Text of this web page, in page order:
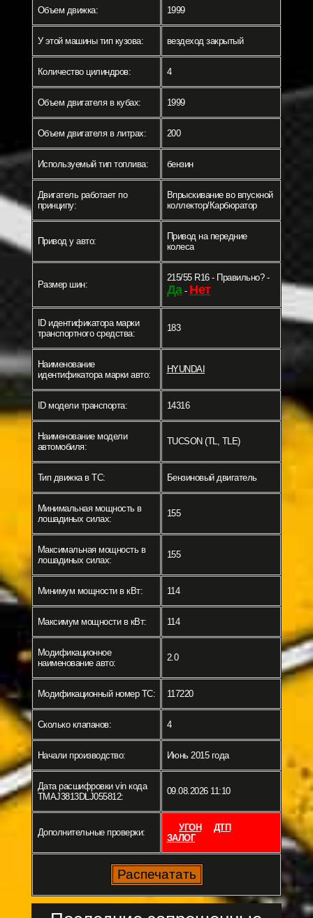
Объем движка: 1999
У этой машины тип кузова: вездеход закрытый
Количество цилиндров: 4
Объем двигателя в кубах: 1999
Объем двигателя в литрах: 200
Используемый тип топлива: бензин
Двигатель работает по
принципу:
Впрыскивание во впускной
коллектор/Карбюратор
Привод у авто:
Привод на передние
колеса
Размер шин:
215/55 R16 - Правильно? -
Да- Нет
ID идентификатора марки
транспортного средства:
183
Наименование
идентификатора марки авто:
HYUNDAI
ID модели транспорта: 14316
Наименование модели
автомобиля:
TUCSON (TL, TLE)
Тип движка в ТС: Бензиновый двигатель
Минимальная мощность в
лошадиных силах:
155
Максимальная мощность в
лошадиных силах:
155
Минимум мощности в кВт: 114
Максимум мощности в кВт: 114
Модификационное
наименование авто:
2.0
Модификационный номер ТС: 117220
Сколько клапанов: 4
Начали производство: Июнь 2015 года
Дата расшифровки vin кода
TMAJ3813DLJ055812:
09.08.2026 11:10
Дополнительные проверки: УГОН
ДТП
ЗАЛОГ